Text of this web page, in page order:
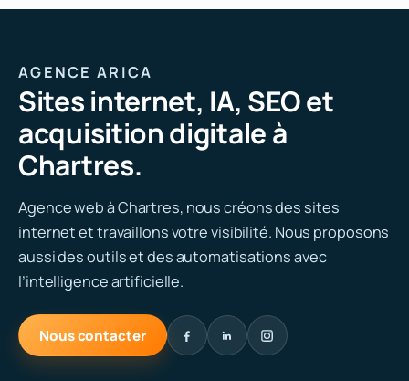
AGENCE ARICA
Sites internet, IA, SEO et
acquisition digitale à
Chartres.
Agence web à Chartres, nous créons des sites
internet et travaillons votre visibilité. Nous proposons
aussi des outils et des automatisations avec
l’intelligence artificielle.
Nous contacter